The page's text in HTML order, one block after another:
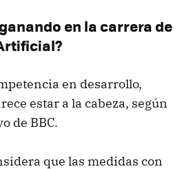
en la carrera de
en desarrollo,
estar a la cabeza, según
de BBC.
que las medidas con